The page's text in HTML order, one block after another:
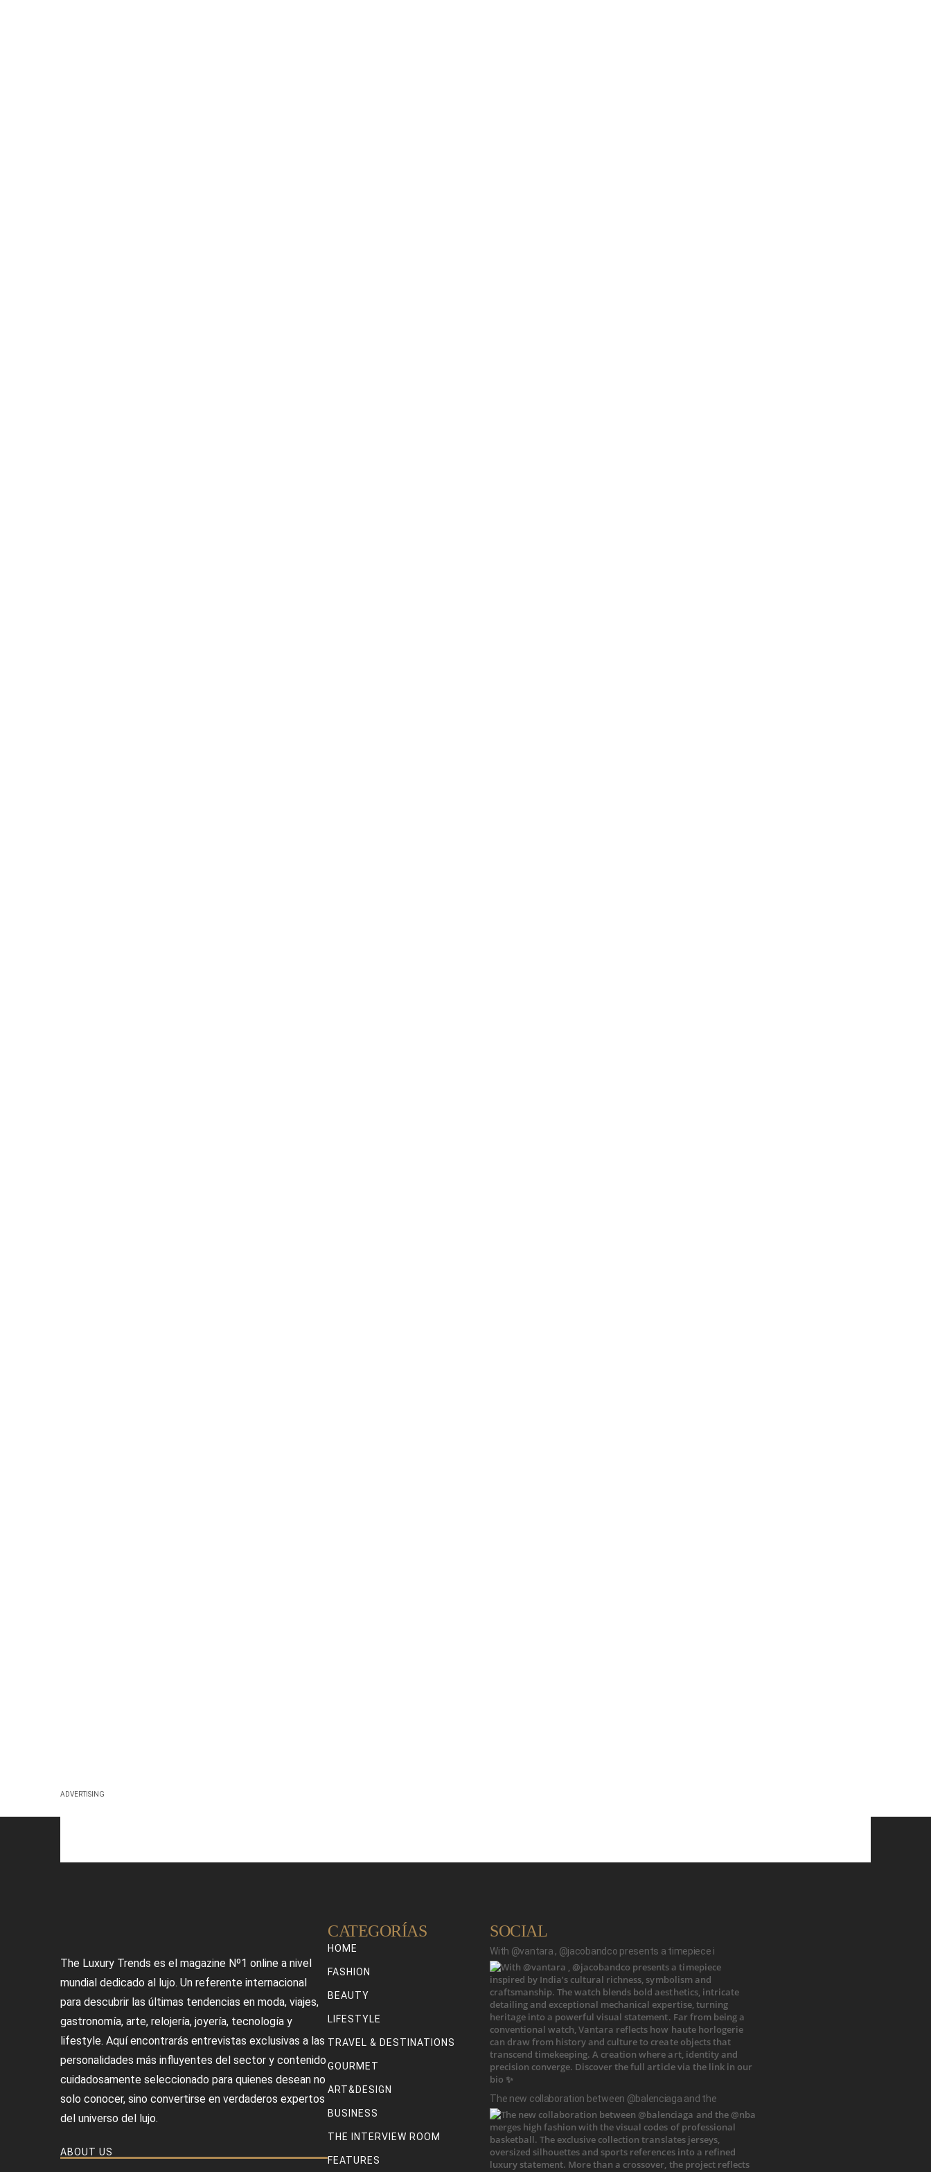
ADVERTISING
The Luxury Trends es el magazine Nº1 online a nivel
mundial dedicado al lujo. Un referente internacional
para descubrir las últimas tendencias en moda, viajes,
gastronomía, arte, relojería, joyería, tecnología y
lifestyle. Aquí encontrarás entrevistas exclusivas a las
personalidades más influyentes del sector y contenido
cuidadosamente seleccionado para quienes desean no
solo conocer, sino convertirse en verdaderos expertos
del universo del lujo.
ABOUT US
CATEGORÍAS
HOME
FASHION
BEAUTY
LIFESTYLE
TRAVEL & DESTINATIONS
GOURMET
ART&DESIGN
BUSINESS
THE INTERVIEW ROOM
FEATURES
SOCIAL
With @vantara , @jacobandco presents a timepiece i
The new collaboration between @balenciaga and the